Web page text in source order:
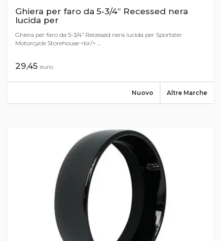
Ghiera per faro da 5-3/4” Recessed nera
lucida per
Ghiera per faro da 5-3/4” Recessed nera lucida per Sportster
Motorcycle Storehouse <br/> ...
29,45 euro
Altre Marche
Nuovo